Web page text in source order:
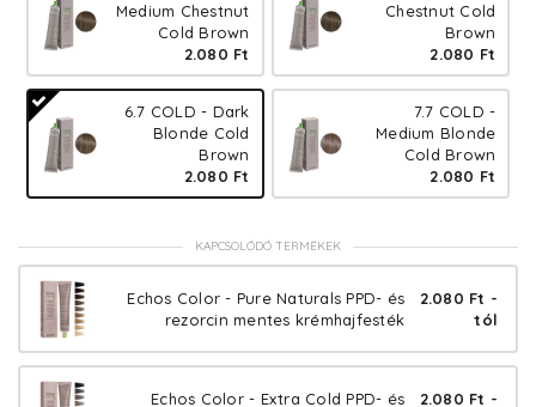
Medium Chestnut
Cold Brown
2.080 Ft
Chestnut Cold
Brown
2.080 Ft
6.7 COLD - Dark
Blonde Cold
Brown
2.080 Ft
7.7 COLD -
Medium Blonde
Cold Brown
2.080 Ft
KAPCSOLÓDÓ TERMÉKEK
Echos Color - Pure Naturals PPD- és
rezorcin mentes krémhajfesték
2.080 Ft -
tól
Echos Color - Extra Cold PPD- és
2.080 Ft -